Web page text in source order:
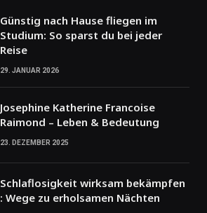
Günstig nach Hause fliegen im
Studium: So sparst du bei jeder
Reise
29. JANUAR 2026
Josephine Katherine Francoise
Raimond – Leben & Bedeutung
23. DEZEMBER 2025
Schlaflosigkeit wirksam bekämpfen
: Wege zu erholsamen Nächten